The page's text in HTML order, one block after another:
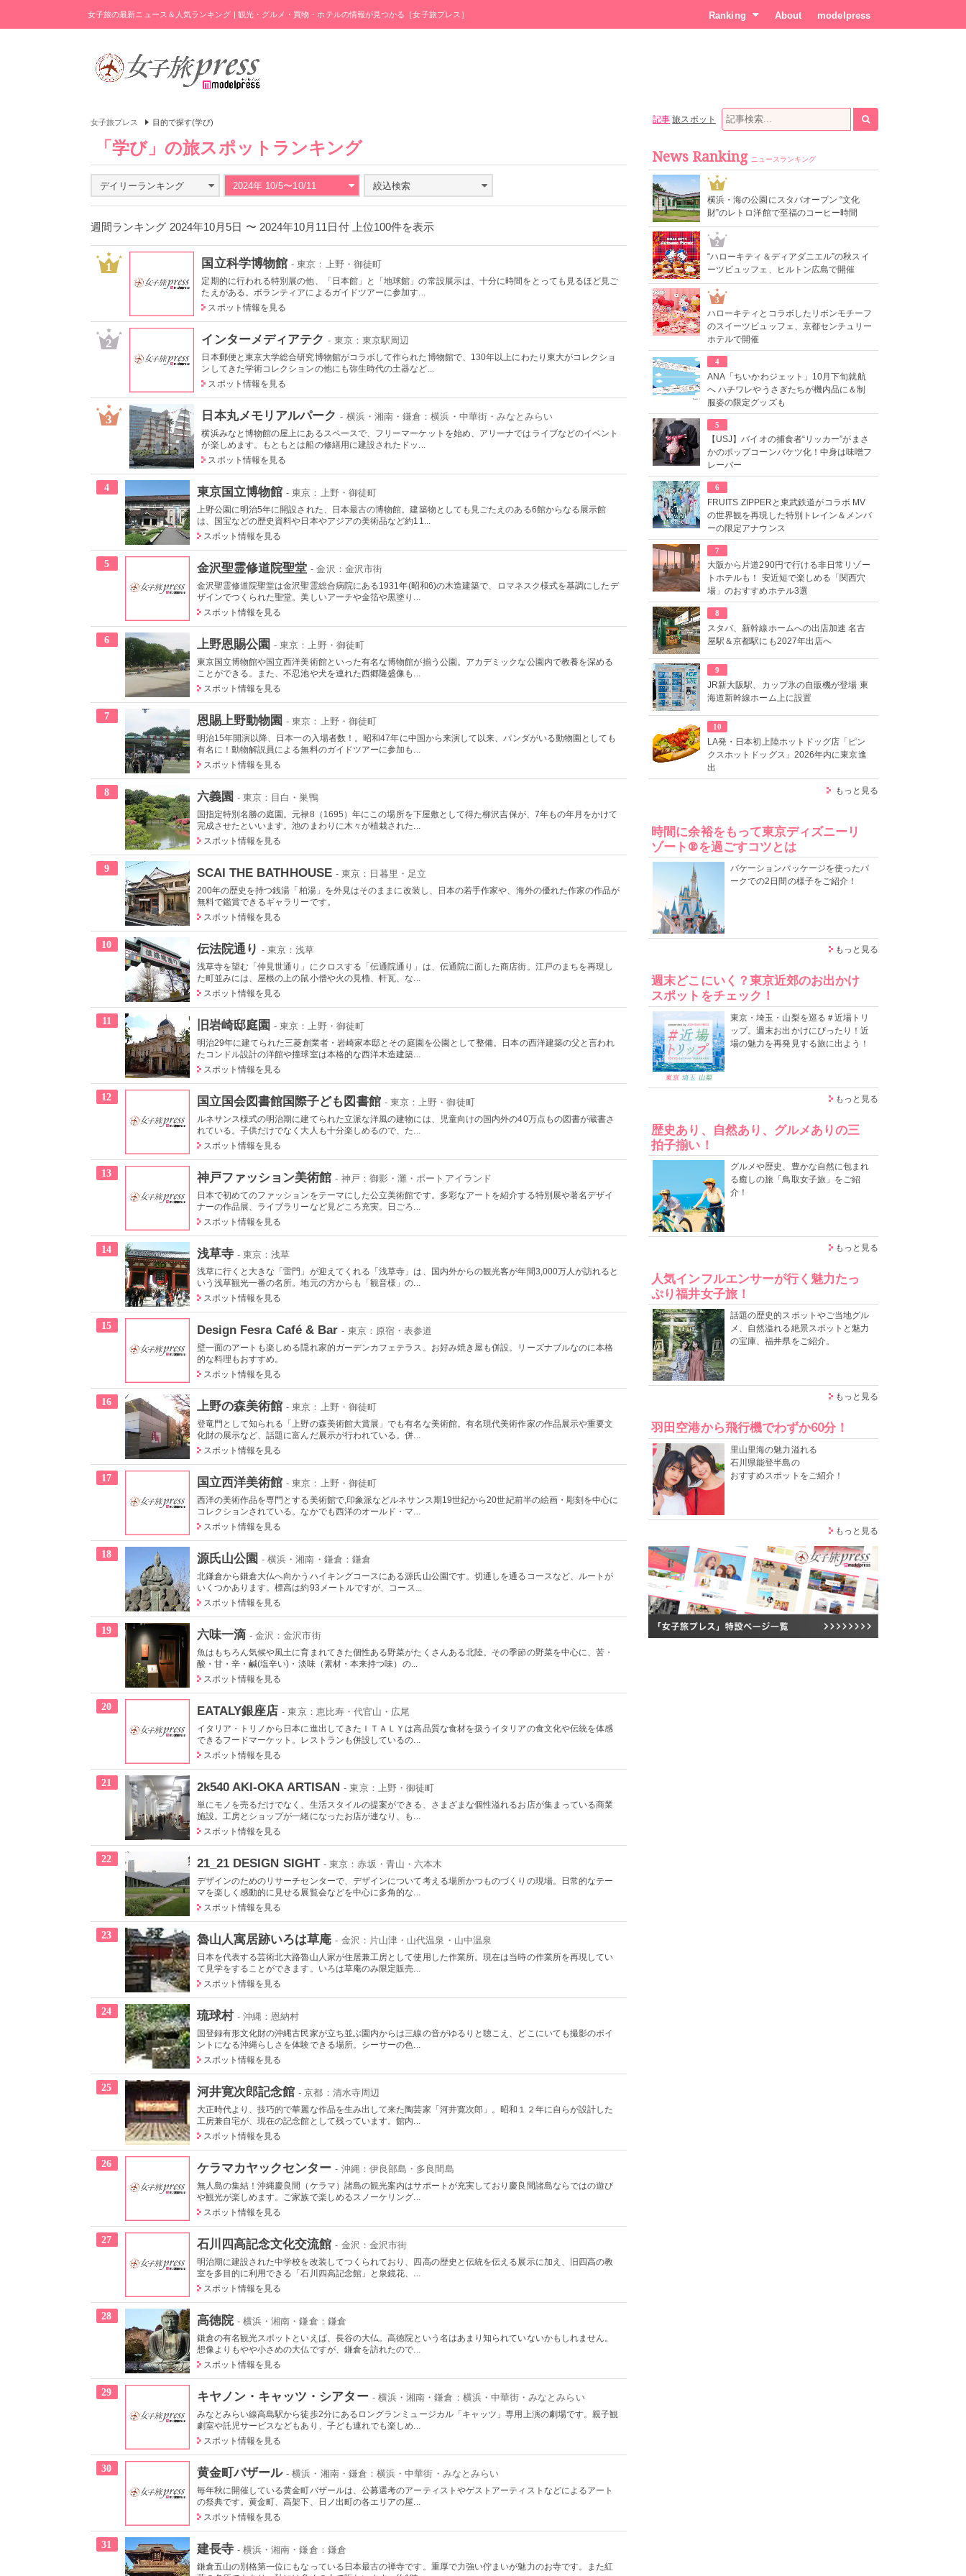
女子旅の最新ニュース＆人気ランキング | 観光・グルメ・買物・ホテルの情報が見つかる［女子旅プレス］ Ranking About modelpress
女子旅プレス 目的で探す(学び)
「学び」の旅スポットランキング
デイリーランキング 2024年 10/5〜10/11 絞込検索
週間ランキング 2024年10月5日 〜 2024年10月11日付 上位100件を表示
1 国立科学博物館 - 東京：上野・御徒町
定期的に行われる特別展の他、「日本館」と「地球館」の常設展示は、十分に時間をとっても見るほど見ご
たえがある。ボランティアによるガイドツアーに参加す...
スポット情報を見る
2 インターメディアテク - 東京：東京駅周辺
日本郵便と東京大学総合研究博物館がコラボして作られた博物館で、130年以上にわたり東大がコレクショ
ンしてきた学術コレクションの他にも弥生時代の土器など...
スポット情報を見る
3 日本丸メモリアルパーク - 横浜・湘南・鎌倉：横浜・中華街・みなとみらい
横浜みなと博物館の屋上にあるスペースで、フリーマーケットを始め、アリーナではライブなどのイベント
が楽しめます。もともとは船の修繕用に建設されたドッ...
スポット情報を見る
4 東京国立博物館 - 東京：上野・御徒町
上野公園に明治5年に開設された、日本最古の博物館。建築物としても見ごたえのある6館からなる展示館
は、国宝などの歴史資料や日本やアジアの美術品など約11...
スポット情報を見る
5 金沢聖霊修道院聖堂 - 金沢：金沢市街
金沢聖霊修道院聖堂は金沢聖霊総合病院にある1931年(昭和6)の木造建築で、ロマネスク様式を基調にしたデ
ザインでつくられた聖堂。美しいアーチや金箔や黒塗り...
スポット情報を見る
6 上野恩賜公園 - 東京：上野・御徒町
東京国立博物館や国立西洋美術館といった有名な博物館が揃う公園。アカデミックな公園内で教養を深める
ことができる。また、不忍池や犬を連れた西郷隆盛像も...
スポット情報を見る
7 恩賜上野動物園 - 東京：上野・御徒町
明治15年開演以降、日本一の入場者数！。昭和47年に中国から来演して以来、パンダがいる動物園としても
有名に！動物解説員による無料のガイドツアーに参加も...
スポット情報を見る
8 六義園 - 東京：目白・巣鴨
国指定特別名勝の庭園。元禄8（1695）年にこの場所を下屋敷として得た柳沢吉保が、7年もの年月をかけて
完成させたといいます。池のまわりに木々が植栽された...
スポット情報を見る
9 SCAI THE BATHHOUSE - 東京：日暮里・足立
200年の歴史を持つ銭湯「柏湯」を外見はそのままに改装し、日本の若手作家や、海外の優れた作家の作品が
無料で鑑賞できるギャラリーです。
スポット情報を見る
10 伝法院通り - 東京：浅草
浅草寺を望む「仲見世通り」にクロスする「伝通院通り」は、伝通院に面した商店街。江戸のまちを再現し
た町並みには、屋根の上の鼠小僧や火の見櫓、軒瓦、な...
スポット情報を見る
11 旧岩崎邸庭園 - 東京：上野・御徒町
明治29年に建てられた三菱創業者・岩崎家本邸とその庭園を公園として整備。日本の西洋建築の父と言われ
たコンドル設計の洋館や撞球室は本格的な西洋木造建築...
スポット情報を見る
12 国立国会図書館国際子ども図書館 - 東京：上野・御徒町
ルネサンス様式の明治期に建てられた立派な洋風の建物には、児童向けの国内外の40万点もの図書が蔵書さ
れている。子供だけでなく大人も十分楽しめるので、た...
スポット情報を見る
13 神戸ファッション美術館 - 神戸：御影・灘・ポートアイランド
日本で初めてのファッションをテーマにした公立美術館です。多彩なアートを紹介する特別展や著名デザイ
ナーの作品展、ライブラリーなど見どころ充実。日ごろ...
スポット情報を見る
14 浅草寺 - 東京：浅草
浅草に行くと大きな「雷門」が迎えてくれる「浅草寺」は、国内外からの観光客が年間3,000万人が訪れると
いう浅草観光一番の名所。地元の方からも「観音様」の...
スポット情報を見る
15 Design Fesra Café & Bar - 東京：原宿・表参道
壁一面のアートも楽しめる隠れ家的ガーデンカフェテラス。お好み焼き屋も併設。リーズナブルなのに本格
的な料理もおすすめ。
スポット情報を見る
16 上野の森美術館 - 東京：上野・御徒町
登竜門として知られる「上野の森美術館大賞展」でも有名な美術館。有名現代美術作家の作品展示や重要文
化財の展示など、話題に富んだ展示が行われている。併...
スポット情報を見る
17 国立西洋美術館 - 東京：上野・御徒町
西洋の美術作品を専門とする美術館で,印象派などルネサンス期19世紀から20世紀前半の絵画・彫刻を中心に
コレクションされている。なかでも西洋のオールド・マ...
スポット情報を見る
18 源氏山公園 - 横浜・湘南・鎌倉：鎌倉
北鎌倉から鎌倉大仏へ向かうハイキングコースにある源氏山公園です。切通しを通るコースなど、ルートが
いくつかあります。標高は約93メートルですが、コース...
スポット情報を見る
19 六味一滴 - 金沢：金沢市街
魚はもちろん気候や風土に育まれてきた個性ある野菜がたくさんある北陸。その季節の野菜を中心に、苦・
酸・甘・辛・鹹(塩辛い)・淡味（素材・本来持つ味）の...
スポット情報を見る
20 EATALY銀座店 - 東京：恵比寿・代官山・広尾
イタリア・トリノから日本に進出してきたＩＴＡＬＹは高品質な食材を扱うイタリアの食文化や伝統を体感
できるフードマーケット。レストランも併設しているの...
スポット情報を見る
21 2k540 AKI-OKA ARTISAN - 東京：上野・御徒町
単にモノを売るだけでなく、生活スタイルの提案ができる、さまざまな個性溢れるお店が集まっている商業
施設。工房とショップが一緒になったお店が連なり、も...
スポット情報を見る
22 21_21 DESIGN SIGHT - 東京：赤坂・青山・六本木
デザインのためのリサーチセンターで、デザインについて考える場所かつものづくりの現場。日常的なテー
マを楽しく感動的に見せる展覧会などを中心に多角的な...
スポット情報を見る
23 魯山人寓居跡いろは草庵 - 金沢：片山津・山代温泉・山中温泉
日本を代表する芸術北大路魯山人家が住居兼工房として使用した作業所。現在は当時の作業所を再現してい
て見学をすることができます。いろは草庵のみ限定販売...
スポット情報を見る
24 琉球村 - 沖縄：恩納村
国登録有形文化財の沖縄古民家が立ち並ぶ園内からは三線の音がゆるりと聴こえ、どこにいても撮影のポイ
ントになる沖縄らしさを体験できる場所。シーサーの色...
スポット情報を見る
25 河井寛次郎記念館 - 京都：清水寺周辺
大正時代より、技巧的で華麗な作品を生み出して来た陶芸家「河井寛次郎」。昭和１２年に自らが設計した
工房兼自宅が、現在の記念館として残っています。館内...
スポット情報を見る
26 ケラマカヤックセンター - 沖縄：伊良部島・多良間島
無人島の集結！沖縄慶良間（ケラマ）諸島の観光案内はサポートが充実しており慶良間諸島ならではの遊び
や観光が楽しめます。ご家族で楽しめるスノーケリング...
スポット情報を見る
27 石川四高記念文化交流館 - 金沢：金沢市街
明治期に建設された中学校を改装してつくられており、四高の歴史と伝統を伝える展示に加え、旧四高の教
室を多目的に利用できる「石川四高記念館」と泉鏡花、...
スポット情報を見る
28 高徳院 - 横浜・湘南・鎌倉：鎌倉
鎌倉の有名観光スポットといえば、長谷の大仏。高徳院という名はあまり知られていないかもしれません。
想像よりもやや小さめの大仏ですが、鎌倉を訪れたので...
スポット情報を見る
29 キヤノン・キャッツ・シアター - 横浜・湘南・鎌倉：横浜・中華街・みなとみらい
みなとみらい線高島駅から徒歩2分にあるロングランミュージカル「キャッツ」専用上演の劇場です。親子観
劇室や託児サービスなどもあり、子ども連れでも楽しめ...
スポット情報を見る
30 黄金町バザール - 横浜・湘南・鎌倉：横浜・中華街・みなとみらい
毎年秋に開催している黄金町バザールは、公募選考のアーティストやゲストアーティストなどによるアート
の祭典です。黄金町、高架下、日ノ出町の各エリアの屋...
スポット情報を見る
31 建長寺 - 横浜・湘南・鎌倉：鎌倉
鎌倉五山の別格第一位にもなっている日本最古の禅寺です。重厚で力強い佇まいが魅力のお寺です。また紅
記事 旅スポット
News Ranking ニュースランキング
1
横浜・海の公園にスタバオープン “文化
財”のレトロ洋館で至福のコーヒー時間
2
“ハローキティ＆ディアダニエル”の秋スイ
ーツビュッフェ、ヒルトン広島で開催
3
ハローキティとコラボしたリボンモチーフ
のスイーツビュッフェ、京都センチュリー
ホテルで開催
4
ANA「ちいかわジェット」10月下旬就航
へ ハチワレやうさぎたちが機内品に＆制
服姿の限定グッズも
5
【USJ】バイオの捕食者“リッカー”がまさ
かのポップコーンバケツ化！中身は味噌フ
レーバー
6
FRUITS ZIPPERと東武鉄道がコラボ MV
の世界観を再現した特別トレイン＆メンバ
ーの限定アナウンス
7
大阪から片道290円で行ける非日常リゾー
トホテルも！ 安近短で楽しめる「関西穴
場」のおすすめホテル3選
8
スタバ、新幹線ホームへの出店加速 名古
屋駅＆京都駅にも2027年出店へ
9
JR新大阪駅、カップ氷の自販機が登場 東
海道新幹線ホーム上に設置
10
LA発・日本初上陸ホットドッグ店「ピン
クスホットドッグス」2026年内に東京進
出
もっと見る
時間に余裕をもって東京ディズニーリ
ゾート®を過ごすコツとは
バケーションパッケージを使ったパ
ークでの2日間の様子をご紹介！
もっと見る
週末どこにいく？東京近郊のお出かけ
スポットをチェック！
東京・埼玉・山梨を巡る＃近場トリ
ップ。週末お出かけにぴったり！近
場の魅力を再発見する旅に出よう！
もっと見る
歴史あり、自然あり、グルメありの三
拍子揃い！
グルメや歴史、豊かな自然に包まれ
る癒しの旅「鳥取女子旅」をご紹
介！
もっと見る
人気インフルエンサーが行く魅力たっ
ぷり福井女子旅！
話題の歴史的スポットやご当地グル
メ、自然溢れる絶景スポットと魅力
の宝庫、福井県をご紹介。
もっと見る
羽田空港から飛行機でわずか60分！
里山里海の魅力溢れる
石川県能登半島の
おすすめスポットをご紹介！
もっと見る